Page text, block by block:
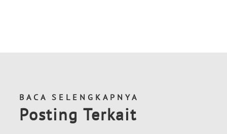
BACA SELENGKAPNYA
Posting Terkait